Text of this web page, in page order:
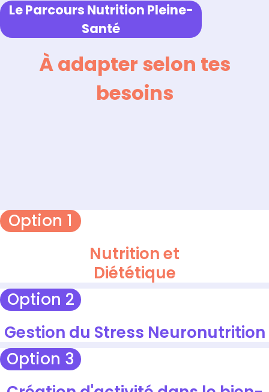
Le Parcours Nutrition Pleine-
Santé
À adapter selon tes
besoins
Option 1
Nutrition et
Diététique
Option 2
Gestion du Stress Neuronutrition
Option 3